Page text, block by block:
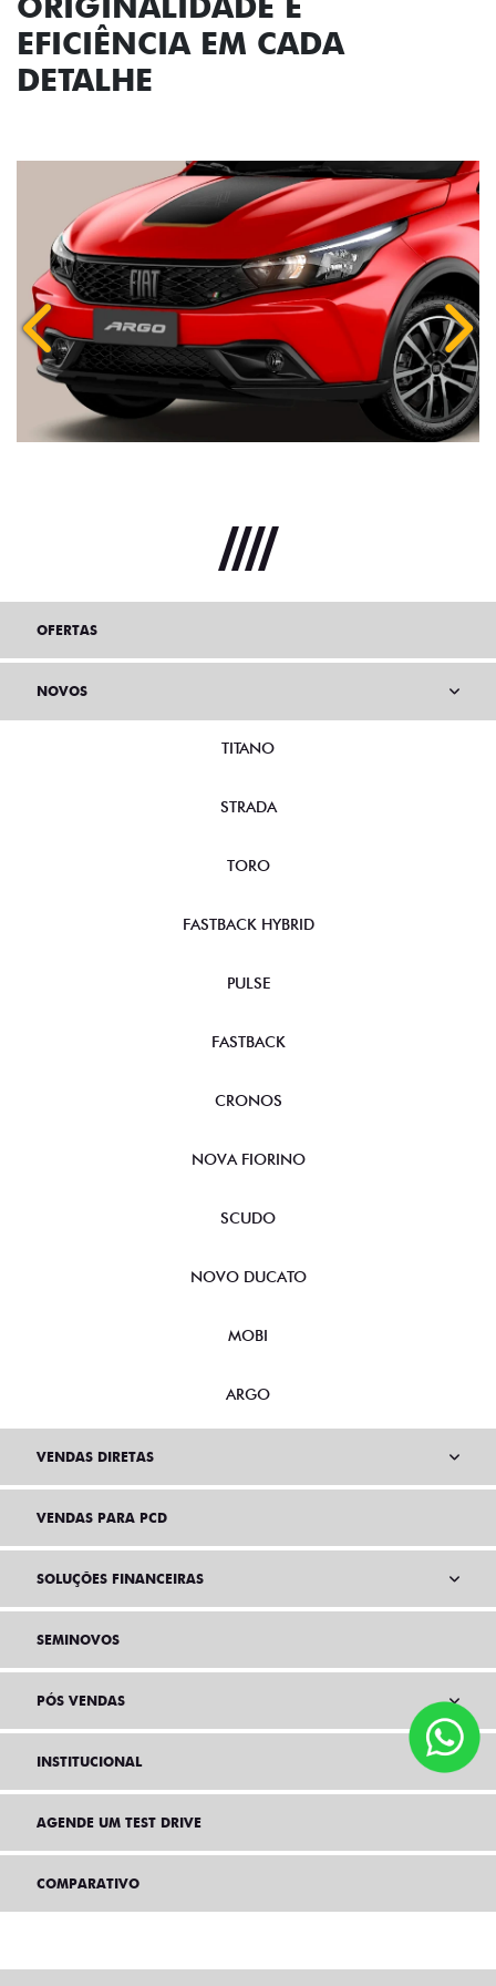
EFICIÊNCIA EM CADA
DETALHE
Anterior
OFERTAS
NOVOS
TITANO
STRADA
TORO
FASTBACK HYBRID
PULSE
FASTBACK
CRONOS
NOVA FIORINO
SCUDO
NOVO DUCATO
MOBI
ARGO
VENDAS DIRETAS
VENDAS PARA PCD
SOLUÇÕES FINANCEIRAS
SEMINOVOS
PÓS VENDAS
INSTITUCIONAL
AGENDE UM TEST DRIVE
COMPARATIVO